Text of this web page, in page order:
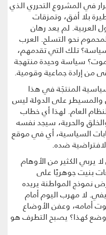
في المشروع التحرري الذي
بلا أفق، وتمزقات
العربية. لم يعد رهان
نحو التسلح. العرب
تلك التي تقدمهم،
سياسة وحيدة منتهجة
من إرادة جماعية وقومية.
المنتجَة في هذا
والمسيطر على الدولة ليس
العام. لهذا أي خطاب
والحرية، سيجد نفسه
السياسية، أي في موقع
ضده.
يربي الكثير من الأوهام
بنيت جوهريًا على
المواطنة يريده
لا مهرب اليوم أمام
أمامه، وعفن الأوضاع
وضع كهذا؟ يصبح التطرف هو